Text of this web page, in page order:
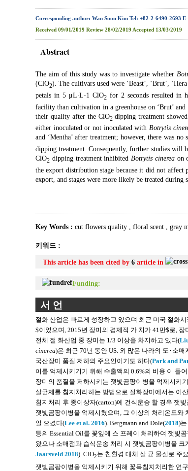
Corresponding author: Wan Soon Kim Tel: +82-2-6490-2693
Received 09/01/2019 Review 28/02/2019 Accepted 13/03/2019
Abstract
The aim of this study was to investigate whether
(ClO2). The cultivars used were ‘Beast’, ‘Brut’,
petals in 5 μL·L-1 ClO2 for 2 seconds resulted in
facility than cultivation in a greenhouse on ‘Brut’
their quality after the ClO2dipping treatment
either inoculated or not inoculated withBotrytis
and ‘Mentha’ after treatment; however, there was
dipping treatment. Consequently, further studies will
ClO2 dipping treatment inhibitedBotrytis cinereaon
the export distribution stage because it did not affect
export, and stages were more likely be treated
Key Words : cut flowers quality floral scent gray
키워드 :
This article has been cited by 6 article in
Funding:
서 언
절화 산업은 빠르게 성장하고 있으며 최근 미국 절화
$이었으며, 2015년 장미의 경제적 가 치가 41만$로,
전체 절 화산업 중 장미는 1/3 이상을 차지하고 있다(
cinerea)은 최근 70년 동안 US. 외 많은 나라의 도･소
국산장미 품질 저하의 주요인이기도 하다(Park and
이를 억제시키기기 위해 수출액의 0.6%의 비용 이 들
장미의 품질을 저하시키는 잿빛곰팡이병을 억제시키
살균제를 침지처리하는 방법으로 절화장미에서는 이
침지처리 후 종이상자(carton)에 건식운송 할 경우 잿
잿빛곰팡이병을 억제시켰으며, 그 이상의 처리온도와
일 으켰다(Lee et al. 2016). Bergmann and Dole(2018)
등의 Essential Oil를 꽃잎에 스 프레이 처리하여 잿빛
왔으나 소매점과 습식운송 처리 시 잿빛곰팡이병을
Jaarsveld 2018). CIO2는 친환경 대체 살 균 물질로 주
잿빛곰팡이병을 억제시키기 위해 꽃목침지처리한 연